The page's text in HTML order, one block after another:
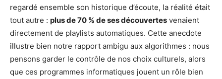
regardé ensemble son historique d’écoute, la réalité était
tout autre : plus de 70 % de ses découvertes venaient
directement de playlists automatiques. Cette anecdote
illustre bien notre rapport ambigu aux algorithmes : nous
pensons garder le contrôle de nos choix culturels, alors
que ces programmes informatiques jouent un rôle bien